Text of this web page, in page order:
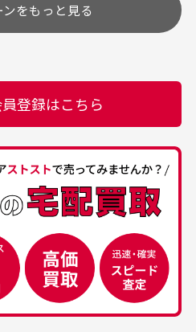
商品をありがとうござい
ます。
50代男性
安心して中古ウェア
を買えるお店です
てはサイト上にて告知させて
りますか？
品が削除されますのでご注意
下さい。
ては、弊社に入荷した時点
細心の注意を払っておりま
劣化やパーツの強度低下が
ます。
をもっと見る
登録はこちら